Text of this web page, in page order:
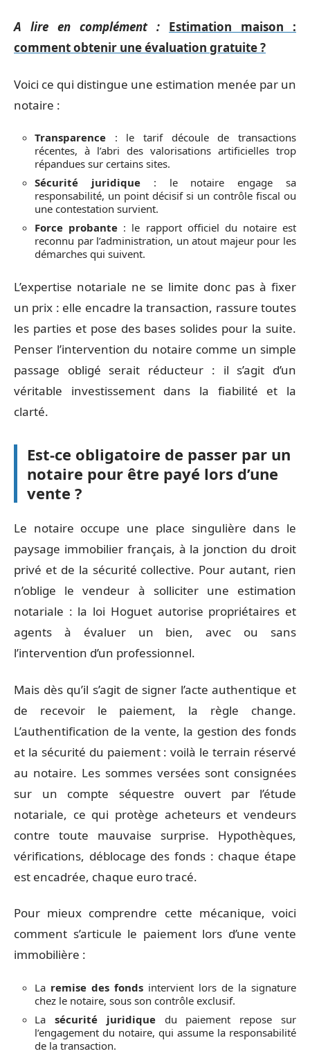
A lire en complément :
Estimation maison :
comment obtenir une évaluation gratuite ?
Voici ce qui distingue une estimation menée par un
notaire :
Transparence : le tarif découle de transactions
récentes, à l’abri des valorisations artificielles trop
répandues sur certains sites.
Sécurité juridique: le notaire engage sa
responsabilité, un point décisif si un contrôle fiscal ou
une contestation survient.
Force probante : le rapport officiel du notaire est
reconnu par l’administration, un atout majeur pour les
démarches qui suivent.
L’expertise notariale ne se limite donc pas à fixer
un prix : elle encadre la transaction, rassure toutes
les parties et pose des bases solides pour la suite.
Penser l’intervention du notaire comme un simple
passage obligé serait réducteur : il s’agit d’un
véritable investissement dans la fiabilité et la
clarté.
Est-ce obligatoire de passer par un
notaire pour être payé lors d’une
vente ?
Le notaire occupe une place singulière dans le
paysage immobilier français, à la jonction du droit
privé et de la sécurité collective. Pour autant, rien
n’oblige le vendeur à solliciter une estimation
notariale : la loi Hoguet autorise propriétaires et
agents à évaluer un bien, avec ou sans
l’intervention d’un professionnel.
Mais dès qu’il s’agit de signer l’acte authentique et
de recevoir le paiement, la règle change.
L’authentification de la vente, la gestion des fonds
et la sécurité du paiement : voilà le terrain réservé
au notaire. Les sommes versées sont consignées
sur un compte séquestre ouvert par l’étude
notariale, ce qui protège acheteurs et vendeurs
contre toute mauvaise surprise. Hypothèques,
vérifications, déblocage des fonds : chaque étape
est encadrée, chaque euro tracé.
Pour mieux comprendre cette mécanique, voici
comment s’articule le paiement lors d’une vente
immobilière :
La remise des fonds intervient lors de la signature
chez le notaire, sous son contrôle exclusif.
La sécurité juridiquedu paiement repose sur
l’engagement du notaire, qui assume la responsabilité
de la transaction.